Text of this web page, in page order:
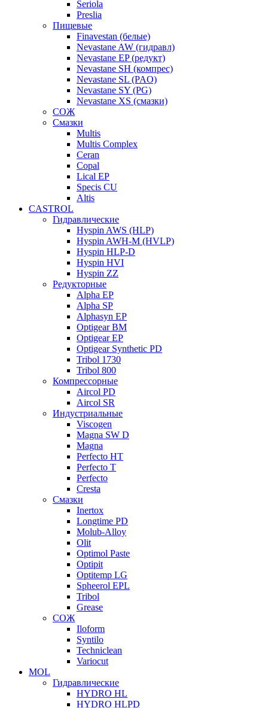
Seriola
Preslia
Пищевые
Finavestan (белые)
Nevastane AW (гидравл)
Nevastane EP (редукт)
Nevastane SH (компрес)
Nevastane SL (PAO)
Nevastane SY (PG)
Nevastane XS (смазки)
СОЖ
Смазки
Multis
Multis Complex
Ceran
Copal
Lical EP
Specis CU
Altis
CASTROL
Гидравлические
Hyspin AWS (HLP)
Hyspin AWH-M (HVLP)
Hyspin HLP-D
Hyspin HVI
Hyspin ZZ
Редукторные
Alpha EP
Alpha SP
Alphasyn EP
Optigear BM
Optigear EP
Optigear Synthetic PD
Tribol 1730
Tribol 800
Компрессорные
Aircol PD
Aircol SR
Индустриальные
Viscogen
Magna SW D
Magna
Perfecto HT
Perfecto T
Perfecto
Cresta
Смазки
Inertox
Longtime PD
Molub-Alloy
Olit
Optimol Paste
Optipit
Optitemp LG
Spheerol EPL
Tribol
Grease
СОЖ
Iloform
Syntilo
Techniclean
Variocut
MOL
Гидравлические
HYDRO HL
HYDRO HLPD